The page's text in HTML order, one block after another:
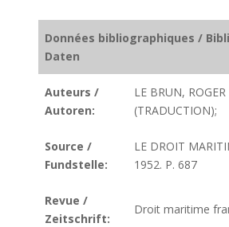
Données bibliographiques /
Daten
Auteurs /
Autoren:
LE BRUN, ROGER
(TRADUCTION);
Source /
Fundstelle:
LE DROIT
1952. P. 687
Revue /
Zeitschrift:
Droit maritime